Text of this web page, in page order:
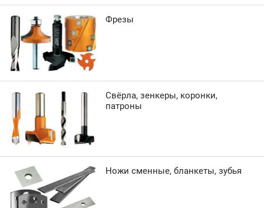
Фрезы
Свёрла, зенкеры, коронки,
патроны
Ножи сменные, бланкеты, зубья